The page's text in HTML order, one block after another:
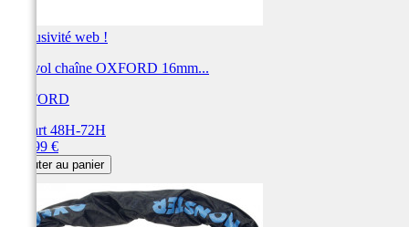
Exclusivité web !
Antivol chaîne OXFORD 16mm...
OXFORD
Départ 48H-72H
152,99 €
Ajouter au panier